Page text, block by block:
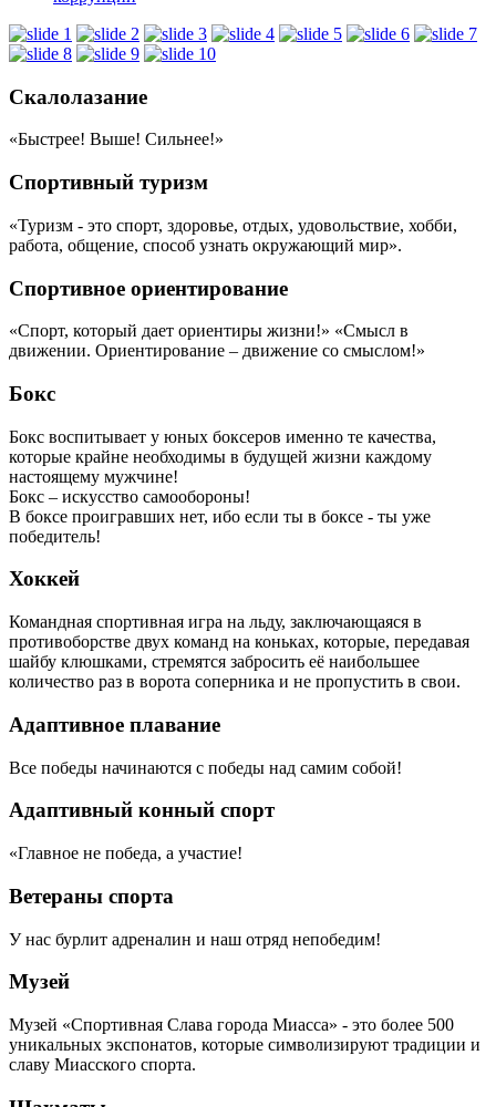
Скалолазание
«Быстрее! Выше! Сильнее!»
Спортивный туризм
«Туризм - это спорт, здоровье, отдых, удовольствие, хобби,
работа, общение, способ узнать окружающий мир».
Спортивное ориентирование
«Спорт, который дает ориентиры жизни!» «Смысл в
движении. Ориентирование – движение со смыслом!»
Бокс
Бокс воспитывает у юных боксеров именно те качества,
которые крайне необходимы в будущей жизни каждому
настоящему мужчине!
Бокс – искусство самообороны!
В боксе проигравших нет, ибо если ты в боксе - ты уже
победитель!
Хоккей
Командная спортивная игра на льду, заключающаяся в
противоборстве двух команд на коньках, которые, передавая
шайбу клюшками, стремятся забросить её наибольшее
количество раз в ворота соперника и не пропустить в свои.
Адаптивное плавание
Все победы начинаются с победы над самим собой!
Адаптивный конный спорт
«Главное не победа, а участие!
Ветераны спорта
У нас бурлит адреналин и наш отряд непобедим!
Музей
Музей «Спортивная Слава города Миасса» - это более 500
уникальных экспонатов, которые символизируют традиции и
славу Миасского спорта.